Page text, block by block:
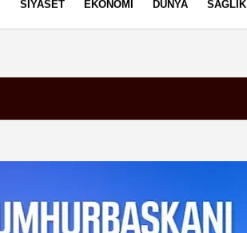
SIYASET EKONOMI DÜNYA SAĞLIK